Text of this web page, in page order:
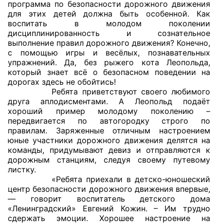
оказания услуг
О Палате
Структура Палаты
Комиссии
Экспертный совет ОП КО
Совет ОП КО
Общественный штаб
Члены ОП КО
Документы ОП КО
Регламент ОП КО
Кодекс этики ОП КО
программа по безопасности дорожного движения
для этих детей должна быть особенной. Как
воспитать в молодом поколении
дисциплинированность и сознательное
выполнение правил дорожного движения? Конечно,
с помощью игры и весёлых, познавательных
упражнений. Да, без рыжего кота Леопольда,
который знает всё о безопасном поведении на
дорогах здесь не обойтись!
Ребята приветствуют своего любимого
друга аплодисментами. А Леопольд подаёт
хороший пример молодому поколению –
передвигается по автогородку строго по
правилам. Заряженные отличным настроением
юные участники дорожного движения делятся на
команды, придумывают девиз и отправляются к
дорожным станциям, следуя своему путевому
листку.
«Ребята приехали в детско-юношеский
центр безопасности дорожного движения впервые,
— говорит воспитатель детского дома
«Ленинградский» Евгений Кожин. – Им трудно
сдержать эмоции. Хорошее настроение на